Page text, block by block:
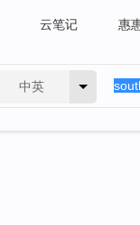
云笔记 惠
中英